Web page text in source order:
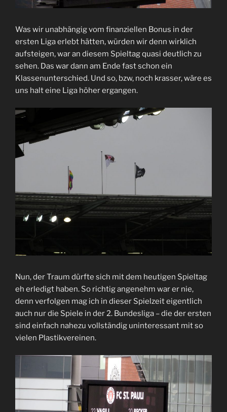
Was wir unabhängig vom finanziellen Bonus in der
ersten Liga erlebt hätten, würden wir denn wirklich
aufsteigen, war an diesem Spieltag quasi deutlich zu
sehen. Das war dann am Ende fast schon ein
Klassenunterschied. Und so, bzw, noch krasser, wäre es
uns halt eine Liga höher ergangen.
Nun, der Traum dürfte sich mit dem heutigen Spieltag
eh erledigt haben. So richtig angenehm war er nie,
denn verfolgen mag ich in dieser Spielzeit eigentlich
auch nur die Spiele in der 2. Bundesliga – die der ersten
sind einfach nahezu vollständig uninteressant mit so
vielen Plastikvereinen.